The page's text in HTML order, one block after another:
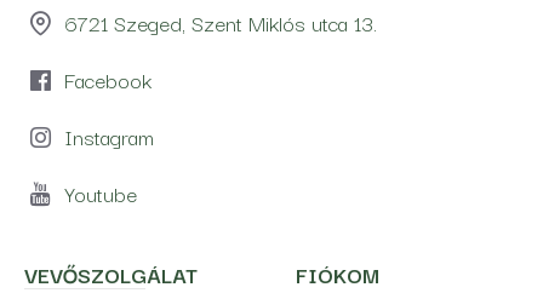
6721 Szeged, Szent Miklós utca 13.
Facebook
Instagram
Youtube
VEVŐSZOLGÁLAT
FIÓKOM